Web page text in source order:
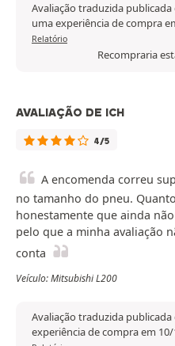
Avaliação traduzida
uma experiência de compra
Relatório
Recompraria
AVALIAÇÃO DE ICH
4/5
A encomenda correu
no tamanho do pneu.
honestamente que ainda
pelo que a minha avaliação
conta
Veículo: Mitsubishi L200
Avaliação traduzida
experiência de compra em